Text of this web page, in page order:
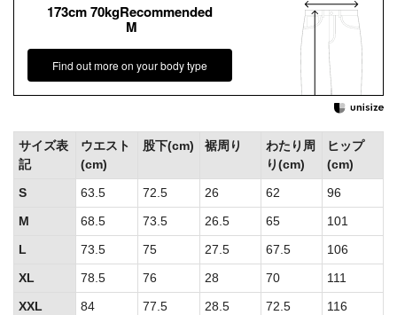
サイズ表
記
ウエスト
(cm)
股下(cm) 裾周り
わたり周
り(cm)
ヒップ
(cm)
S
63.5 72.5 26 62
96
M
68.5 73.5 26.5 65
101
L
73.5 75 27.5 67.5
106
XL
78.5 76 28 70
111
XXL
84 77.5 28.5 72.5
116
173cm 70kgRecommended
M
Find out more on your body type